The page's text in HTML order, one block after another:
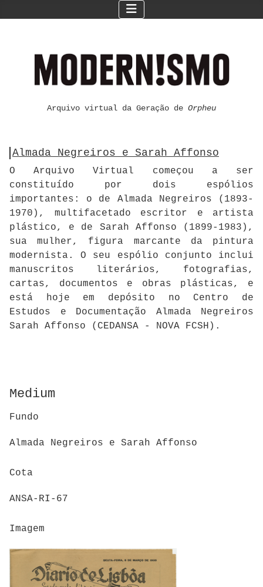
Arquivo virtual da Geração de Orpheu
Almada Negreiros e Sarah Affonso
O Arquivo Virtual começou a ser
constituído por dois espólios
importantes: o de Almada Negreiros (1893-
1970), multifacetado escritor e artista
plástico, e de Sarah Affonso (1899-1983),
sua mulher, figura marcante da pintura
modernista. O seu espólio conjunto inclui
manuscritos literários, fotografias,
cartas, documentos e obras plásticas, e
está hoje em depósito no Centro de
Estudos e Documentação Almada Negreiros
Sarah Affonso (CEDANSA - NOVA FCSH).
Medium
Fundo
Almada Negreiros e Sarah Affonso
Cota
ANSA-RI-67
Imagem